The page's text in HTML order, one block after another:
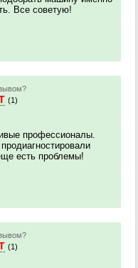
Все советую!
(1)
профессионалы.
есть проблемы!
(1)